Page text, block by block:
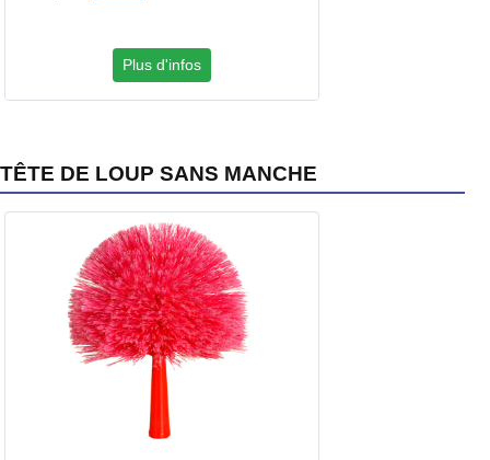
Plus d'infos
TÊTE DE LOUP SANS MANCHE